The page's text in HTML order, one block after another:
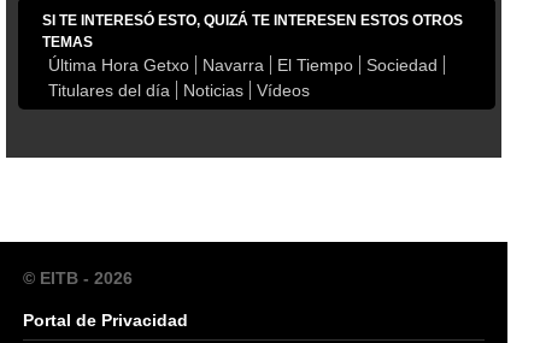
SI TE INTERESÓ ESTO, QUIZÁ TE INTERESEN ESTOS OTROS
TEMAS
Última Hora Getxo Navarra El Tiempo
Sociedad
Titulares del día
Noticias Vídeos
© EITB - 2026
Portal de Privacidad